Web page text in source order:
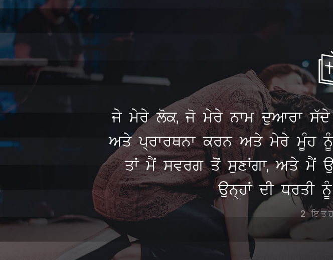
ਜੇ ਮੇਰੇ ਲੋਕ, ਜੋ ਮੇਰੇ ਨਾਮ ਦੁਆਰਾ
ਅਤੇ ਪ੍ਰਾਰਥਨਾ ਕਰਨ ਅਤੇ ਮੇਰੇ ਮੂੰਹ
ਤਾਂ ਮੈਂ ਸਵਰਗ ਤੋਂ ਸੁਣਾਂਗਾ, ਅਤੇ ਮੈਂ
ਉਨ੍ਹਾਂ ਦੀ ਧਰਤੀ
2